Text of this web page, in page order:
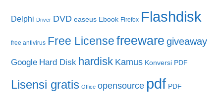
Delphi Driver DVD easeus Ebook Firefox Flashdisk
free antivirus Free License freeware giveaway
Google Hard Disk hardisk Kamus Konversi PDF
Lisensi gratis Office opensource pdf PDF